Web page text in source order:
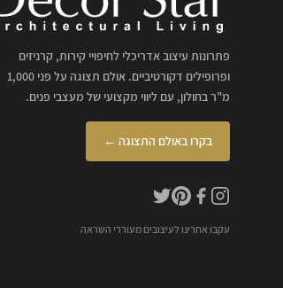
פתרונות עיצוב אדריכלי לחיפויי קירות, קרניזים
ופרופילים דקורטיביים. אולם תצוגה על פני 1,000
מ"ר בחולון, עם ליווי מקצועי של מעצבי פנים.
בקרו באולם התצוגה ←
עקבו אחרינו לעיצובים מעוררי השראה